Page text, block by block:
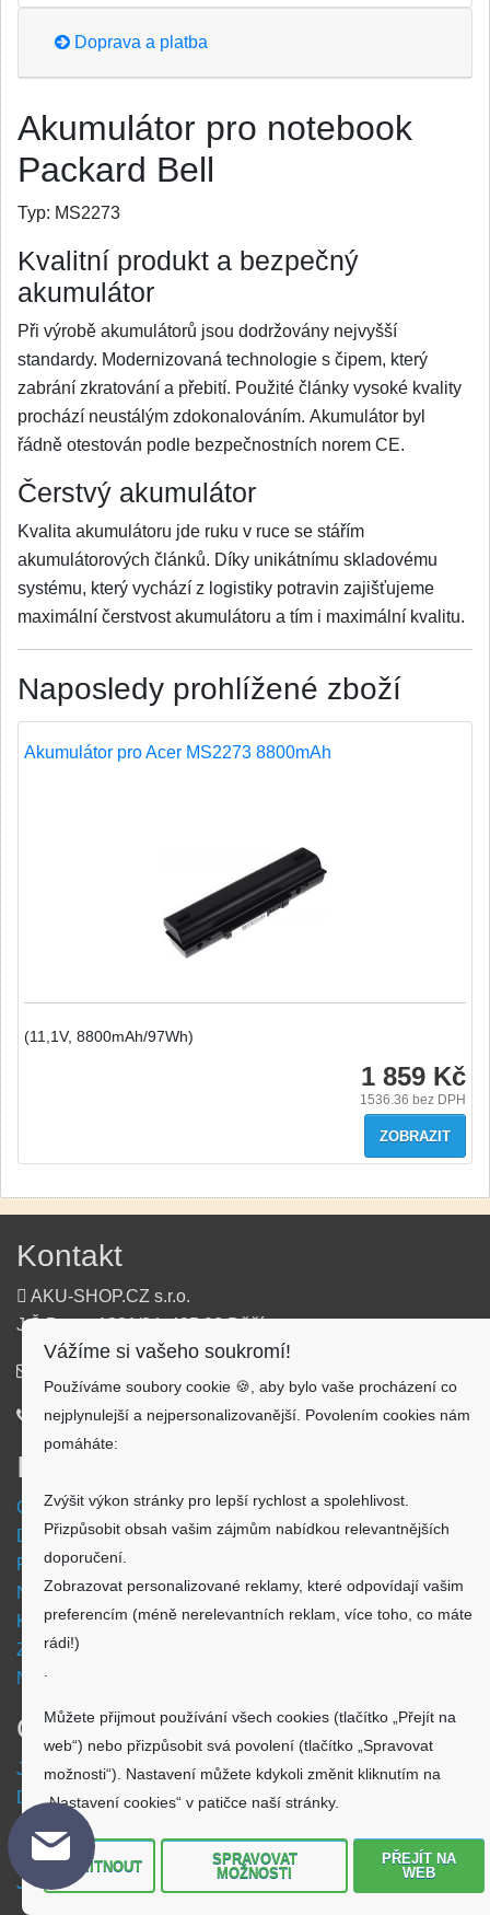
Doprava a platba
Akumulátor pro notebook
Packard Bell
Typ: MS2273
Kvalitní produkt a bezpečný
akumulátor
Při výrobě akumulátorů jsou dodržovány nejvyšší
standardy. Modernizovaná technologie s čipem, který
zabrání zkratování a přebití. Použité články vysoké kvality
prochází neustálým zdokonalováním. Akumulátor byl
řádně otestován podle bezpečnostních norem CE.
Čerstvý akumulátor
Kvalita akumulátoru jde ruku v ruce se stářím
akumulátorových článků. Díky unikátnímu skladovému
systému, který vychází z logistiky potravin zajišťujeme
maximální čerstvost akumulátoru a tím i maximální kvalitu.
Naposledy prohlížené zboží
Akumulátor pro Acer MS2273 8800mAh
(11,1V, 8800mAh/97Wh)
1 859 Kč
1536.36 bez DPH
ZOBRAZIT
Kontakt
AKU-SHOP.CZ s.r.o.
J.Š.Baara 1331/34, 405 02 Děčín
720 500 500
Informace
Obchodní podmínky
Doprava a platba
Reklamační formulář
Nastavení cookies
Kde nás najdete
Zpětný odběr vysloužilých elektrozařízení
Návod - akumulátory
O nákupu
Jsme česká společnost
Dostupnost zboží
O výrobci Powery
Jak hledat - podle označení přístroje
Jak hledat - podle typu
Vážíme si vašeho soukromí!
Používáme soubory cookie 🍪, aby bylo vaše procházení co
nejplynulejší a nejpersonalizovanější. Povolením cookies nám
pomáháte:
Zvýšit výkon stránky pro lepší rychlost a spolehlivost.
Přizpůsobit obsah vašim zájmům nabídkou relevantnějších
doporučení.
Zobrazovat personalizované reklamy, které odpovídají vašim
preferencím (méně nerelevantních reklam, více toho, co máte
rádi!)
Můžete přijmout používání všech cookies (tlačítko „Přejít na
web“) nebo přizpůsobit svá povolení (tlačítko „Spravovat
možnosti“). Nastavení můžete kdykoli změnit kliknutím na
„Nastavení cookies“ v patičce naší stránky.
ODMÍTNOUT
SPRAVOVAT
MOŽNOSTI
PŘEJÍT NA
WEB